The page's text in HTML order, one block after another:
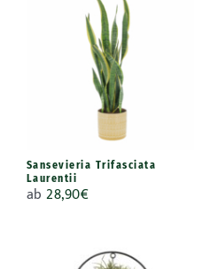
Sansevieria Trifasciata
Laurentii
ab28,90€